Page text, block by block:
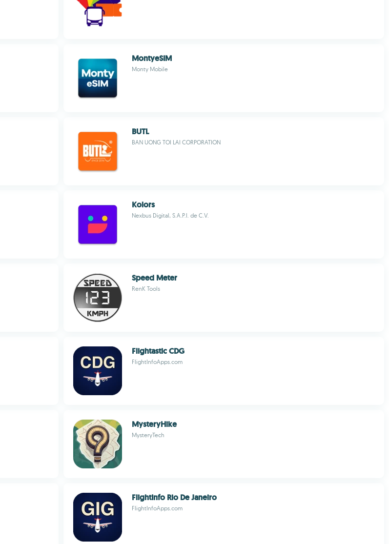
MontyeSIM
Monty Mobile
BUTL
BAN UONG TOI LAI CORPORATION
Kolors
Nexbus Digital, S.A.P.I. de C.V.
Speed Meter
RenK Tools
Flightastic CDG
FlightInfoApps.com
MysteryHike
MysteryTech
FlightInfo Rio De Janeiro
FlightInfoApps.com